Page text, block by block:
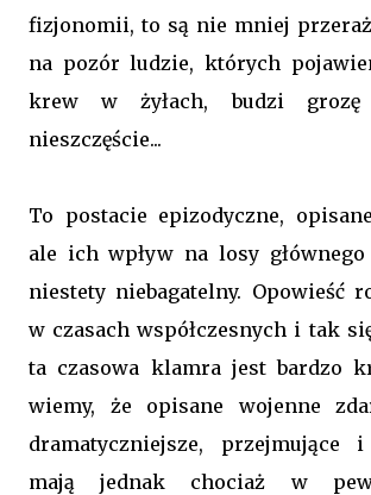
fizjonomii, to są nie mniej
na pozór ludzie, których
krew w żyłach, budzi
nieszczęście...
To postacie epizodyczne,
ale ich wpływ na losy
niestety niebagatelny. Opowieść
w czasach współczesnych i tak
ta czasowa klamra jest bardzo
wiemy, że opisane wojenne
dramatyczniejsze, przejmujące i
mają jednak chociaż w